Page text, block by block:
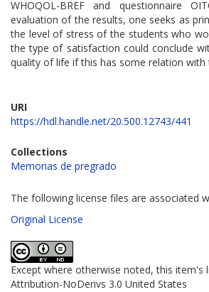
WHOQOL-BREF and questionnaire
evaluation of the results, one seeks as
the level of stress of the students who
the type of satisfaction could conclude
quality of life if this has some relation with
URI
https://hdl.handle.net/20.500.12743/441
Collections
Memorias de pregrado
The following license files are associated
Original License
Except where otherwise noted, this item's
Attribution-NoDerivs 3.0 United States